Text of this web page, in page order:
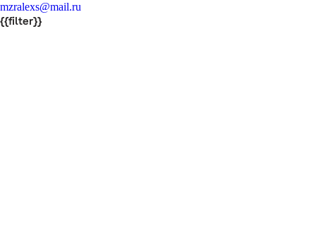
mzralexs@mail.ru
{{filter}}